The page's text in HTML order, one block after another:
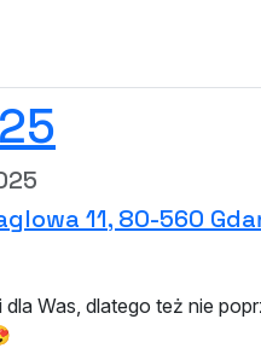
11, 80-560
Was, dlatego też nie